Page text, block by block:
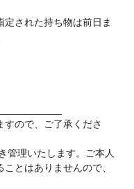
された持ち物は前日ま
すので、ご了承くださ
管理いたします。ご本人
とはありませんので、